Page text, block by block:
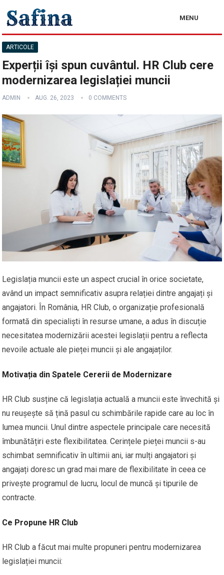
MENU
ARTICOLE
Experții își spun cuvântul. HR Club cere
modernizarea legislației muncii
ADMIN AUG. 26, 2023 0 COMMENTS
Legislația muncii este un aspect crucial în orice societate,
având un impact semnificativ asupra relației dintre angajați și
angajatori. În România, HR Club, o organizație profesională
formată din specialiști în resurse umane, a adus în discuție
necesitatea modernizării acestei legislații pentru a reflecta
nevoile actuale ale pieței muncii și ale angajaților.
Motivația din Spatele Cererii de Modernizare
HR Club susține că legislația actuală a muncii este învechită și
nu reușește să țină pasul cu schimbările rapide care au loc în
lumea muncii. Unul dintre aspectele principale care necesită
îmbunătățiri este flexibilitatea. Cerințele pieței muncii s-au
schimbat semnificativ în ultimii ani, iar mulți angajatori și
angajați doresc un grad mai mare de flexibilitate în ceea ce
privește programul de lucru, locul de muncă și tipurile de
contracte.
Ce Propune HR Club
HR Club a făcut mai multe propuneri pentru modernizarea
legislației muncii: